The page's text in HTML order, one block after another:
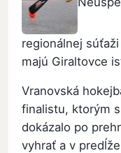
regionálnej
majú Giraltovce
Vranovská
finalistu, ktorým
dokázalo po
vyhrať a v